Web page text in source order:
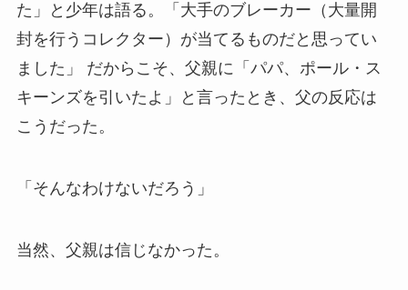
た」と少年は語る。「大手のブレーカー（大量開
封を行うコレクター）が当てるものだと思ってい
ました」 だからこそ、父親に「パパ、ポール・ス
キーンズを引いたよ」と言ったとき、父の反応は
こうだった。
「そんなわけないだろう」
当然、父親は信じなかった。